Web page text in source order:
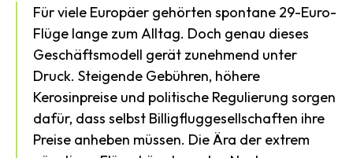
Für viele Europäer gehörten spontane 29-Euro-
Flüge lange zum Alltag. Doch genau dieses
Geschäftsmodell gerät zunehmend unter
Druck. Steigende Gebühren, höhere
Kerosinpreise und politische Regulierung sorgen
dafür, dass selbst Billigfluggesellschaften ihre
Preise anheben müssen. Die Ära der extrem